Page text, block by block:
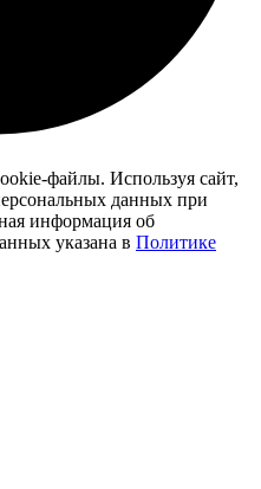
файлы. Используя сайт,
данных при
информация об
указана в Политике